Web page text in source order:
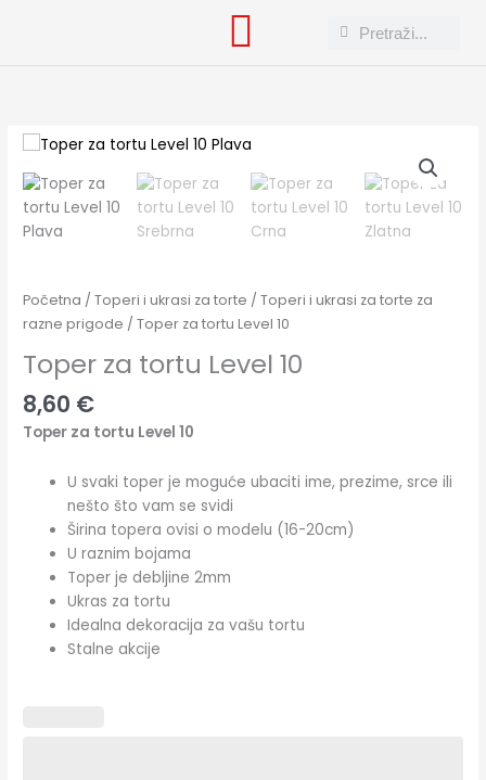
Search
Search
Početna /Toperi i ukrasi za torte /Toperi i ukrasi za torte za
razne prigode / Toper za tortu Level 10
Toper za tortu Level 10
8,60 €
Toper za tortu Level 10
U svaki toper je moguće ubaciti ime, prezime, srce ili
nešto što vam se svidi
Širina topera ovisi o modelu (16-20cm)
U raznim bojama
Toper je debljine 2mm
Ukras za tortu
Idealna dekoracija za vašu tortu
Stalne akcije
Toper
za
tortu
Level
10